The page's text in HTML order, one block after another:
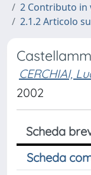
2 Contributo in
2.1.2 Articolo
CERCHIAI,
2002
Scheda
Scheda